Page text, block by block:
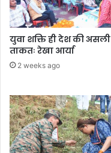
या
द
युवा शक्ति ही देश की असली
ताकतः रेखा आर्या
2 weeks ago